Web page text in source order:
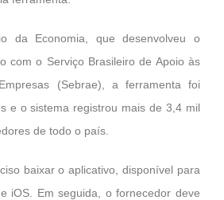
da Economia, que desenvolveu o
com o Serviço Brasileiro de Apoio às
(Sebrae), a ferramenta foi
e o sistema registrou mais de 3,4 mil
de todo o país.
baixar o aplicativo, disponível para
iOS. Em seguida, o fornecedor deve